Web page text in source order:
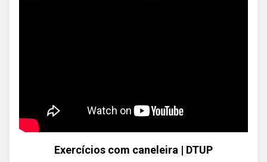
Exercícios com caneleira | DTUP